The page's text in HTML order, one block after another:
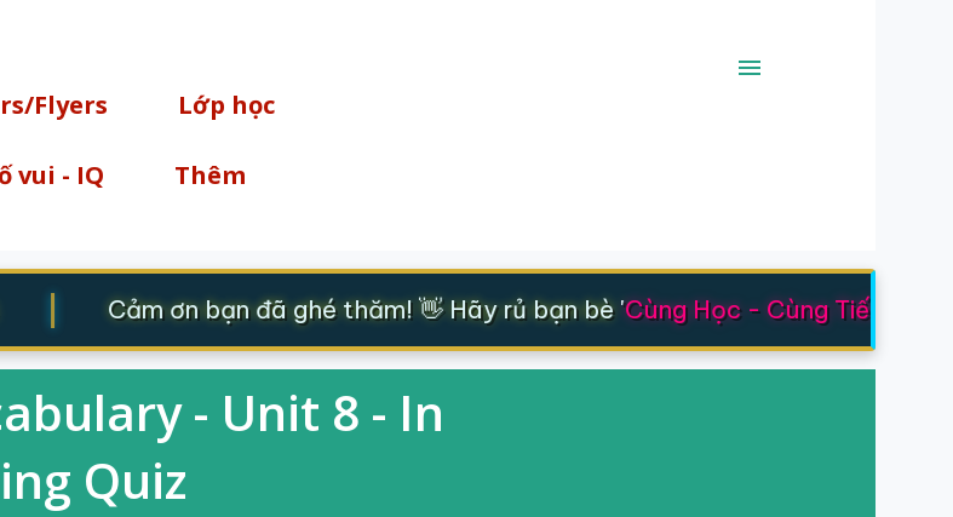
Flyers Lớp học
vui - IQ Thêm
Cảm ơn bạn đã ghé thăm! 👋 Hãy rủ bạn bè 'Cùng Học - Cùng Tiến' nhé 🚀
- Unit 8 - In
Quiz